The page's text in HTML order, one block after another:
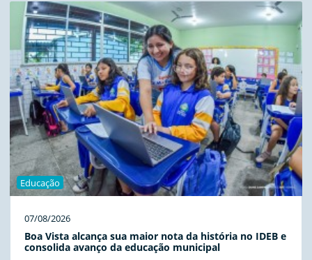
Educação
07/08/2026
Boa Vista alcança sua maior nota da história no IDEB e
consolida avanço da educação municipal